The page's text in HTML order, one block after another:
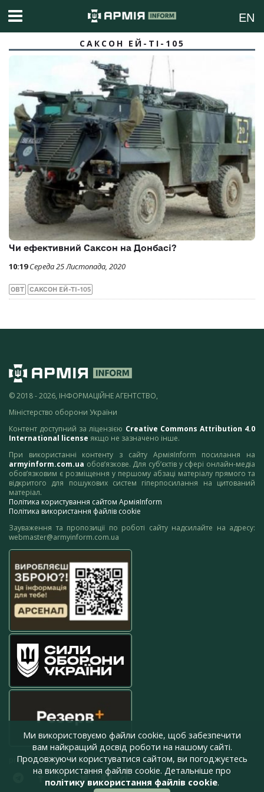
EN
САКСОН ЕЙ-ТІ-105
Чи ефективний Саксон на Донбасі?
10:19 Середа 25 Листопада, 2020
ОВТ САКСОН ЕЙ-ТІ-105
© 2018 - 2026, ІНФОРМАЦІЙНЕ АГЕНТСТВО,
Міністерство оборони України
Контент доступний за ліцензією Creative Commons Attribution 4.0
International license якщо не зазначено інше.
При використанні контенту з сайту АрміяInform посилання на
armyinform.com.ua обов’язкове. Для суб’єктів у сфері онлайн-медіа
обов’язковим є розміщення у першому абзаці матеріалу прямого та
відкритого для пошукових систем гіперпосилання на цитований
матеріал.
Політика користування сайтом АрміяInform
Політика використання файлів cookie
Зауваження та пропозиції по роботі сайту надсилайте на адресу:
webmaster@armyinform.com.ua
press@armyinform.com.ua
Ми використовуємо файли cookie, щоб забезпечити
вам найкращий досвід роботи на нашому сайті.
Продовжуючи користуватися сайтом, ви погоджуєтесь
на використання файлів cookie. Детальніше про
політику використання файлів cookie.